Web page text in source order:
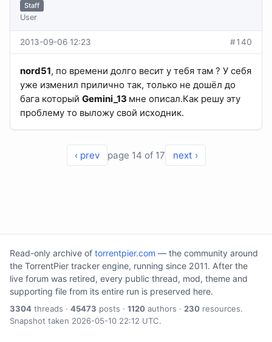
Staff
User
2013-09-06 12:23 #140
nord51, по времени долго весит у тебя там ? У себя
уже изменил прилично так, только не дошёл до
бага который Gemini_13 мне описал.Как решу эту
проблему то выложу свой исходник.
‹ prev page 14 of 17 next ›
Read-only archive of torrentpier.com — the community around
the TorrentPier tracker engine, running since 2011. After the
live forum was retired, every public thread, mod, theme and
supporting file from its entire run is preserved here.
3304 threads · 45473 posts · 1120 authors · 230 resources.
Snapshot taken 2026-05-10 22:12 UTC.